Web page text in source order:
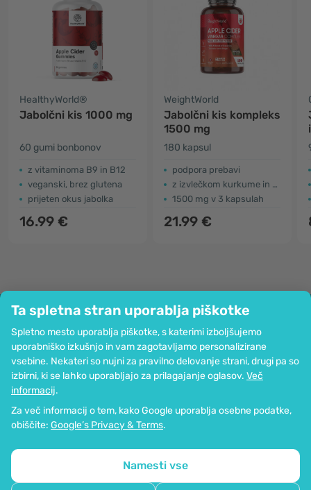
Ta spletna stran uporablja piškotke
Spletno mesto uporablja piškotke, s katerimi izboljšujemo
uporabniško izkušnjo in vam zagotavljamo personalizirane
vsebine. Nekateri so nujni za pravilno delovanje strani, drugi pa so
izbirni, ki se lahko uporabljajo za prilagajanje oglasov. Več
informacij.
Za več informacij o tem, kako Google uporablja osebne podatke,
obiščite: Google’s Privacy & Terms.
Namesti vse
HealthyWorld®
Jabolčni kis 1000 mg
60 gumi bonbonov
z vitaminoma B9 in B12
veganski, brez glutena
prijeten okus jabolka
16.99 €
WeightWorld
Jabolčni kis kompleks
1500 mg
180 kapsul
podpora prebavi
z izvlečkom kurkume in kajenskega popra
1500 mg v 3 kapsulah
21.99 €
Podjetje
Informacije
Pridružite se nam
Pomoč in naročila
Možnost kartičnega plačevanja. Zagotovljena zaščita osebnih podatkov
preko SSL-kodiranja.
Zemljevid strani